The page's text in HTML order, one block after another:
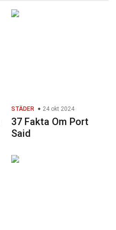
STÄDER 24 okt 2024
37 Fakta Om Port
Said